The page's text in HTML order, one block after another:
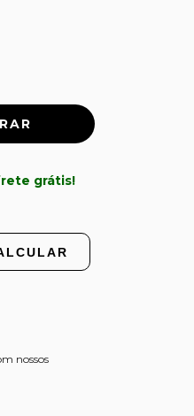
grátis!
nossos